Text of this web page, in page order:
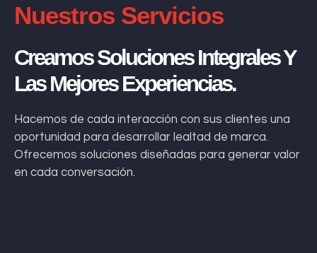
Nuestros Servicios
Creamos Soluciones Integrales Y
Las Mejores Experiencias.
Hacemos de cada interacción con sus clientes una
oportunidad para desarrollar lealtad de marca.
Ofrecemos soluciones diseñadas para generar valor
en cada conversación.